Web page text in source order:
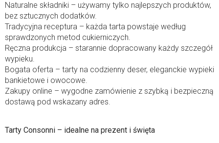
Naturalne składniki – używamy tylko najlepszych produktów,
bez sztucznych dodatków.
Tradycyjna receptura – każda tarta powstaje według
sprawdzonych metod cukierniczych.
Ręczna produkcja – starannie dopracowany każdy szczegół
wypieku.
Bogata oferta – tarty na codzienny deser, eleganckie wypieki
bankietowe i owocowe.
Zakupy online – wygodne zamówienie z szybką i bezpieczną
dostawą pod wskazany adres.
Tarty Consonni – idealne na prezent i święta